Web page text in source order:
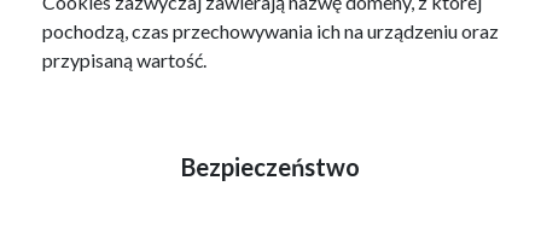
pochodzą, czas przechowywania ich na urządzeniu oraz
przypisaną wartość.
Bezpieczeństwo